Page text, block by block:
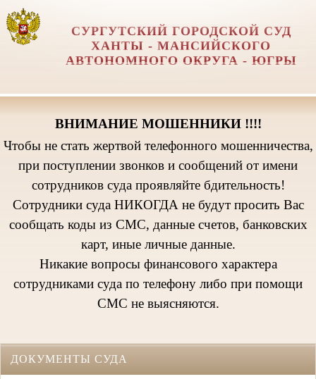
СУРГУТСКИЙ ГОРОДСКОЙ СУД
ХАНТЫ - МАНСИЙСКОГО
АВТОНОМНОГО ОКРУГА - ЮГРЫ
ВНИМАНИЕ МОШЕННИКИ !!!!
Чтобы не стать жертвой телефонного мошенничества,
при поступлении звонков и сообщений от имени
сотрудников суда проявляйте бдительность!
Сотрудники суда НИКОГДА не будут просить Вас
сообщать коды из СМС, данные счетов, банковских
карт, иные личные данные.
Никакие вопросы финансового характера
сотрудниками суда по телефону либо при помощи
СМС не выясняются.
ДОКУМЕНТЫ СУДА